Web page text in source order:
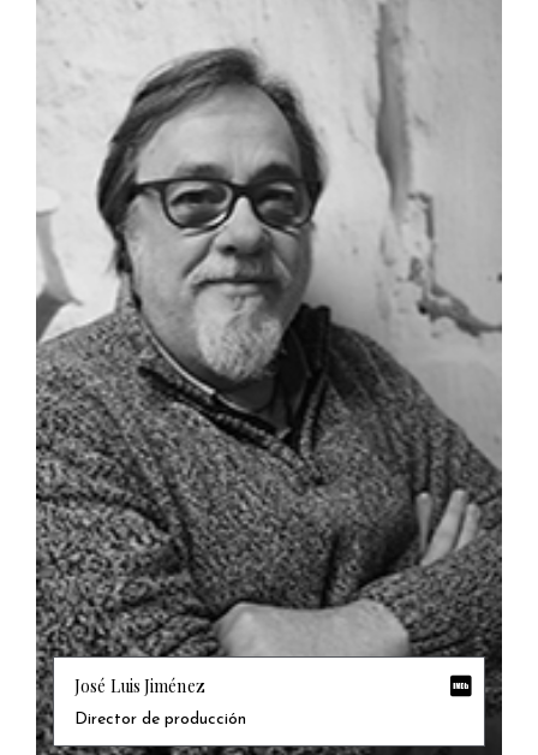
José Luis Jiménez
Director de producción